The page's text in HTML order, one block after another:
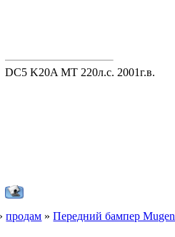
DC5 K20A МТ 220л.с. 2001г.в.
продам » Передний бампер Mugen